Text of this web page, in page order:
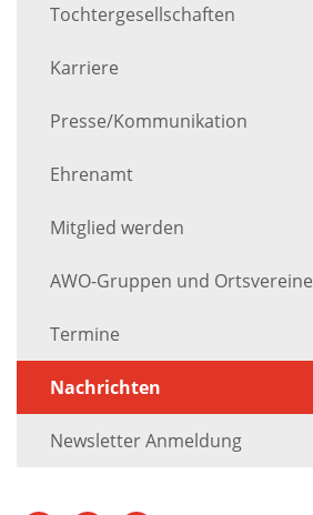
Tochtergesellschaften
Karriere
Presse/Kommunikation
Ehrenamt
Mitglied werden
AWO-Gruppen und Ortsvereine
Termine
Nachrichten
Newsletter Anmeldung